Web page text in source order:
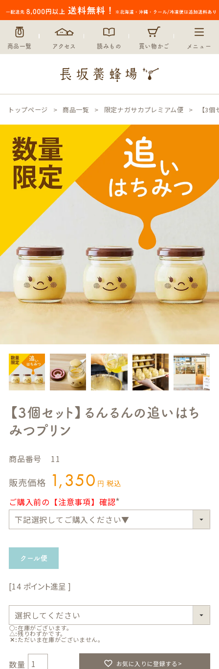
商品一覧 アクセス 読みもの 買い物かご メニュー
トップページ 商品一覧 限定ナガサカプレミアム便 【3
【3個セット】るんるんの追いはち
みつプリン
商品番号 11
販売価格 1,350 税込
ご購入前の【注意事項】確認
(
必
須
クール便
14
○ 在庫がございます。
△ 残りわずかです。
✕ ただいま在庫がございません。
お気に入りに登録する>